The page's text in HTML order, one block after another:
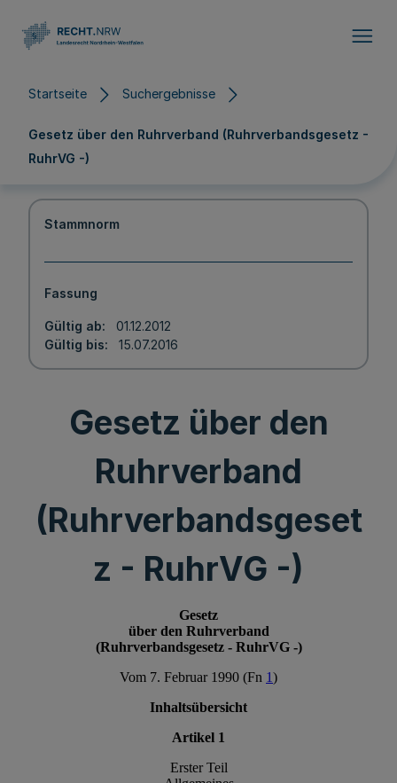
Startseite Suchergebnisse
Gesetz über den Ruhrverband (Ruhrverbandsgesetz -
RuhrVG -)
Stammnorm
Fassung
Gültig ab
01.12.2012
Gültig bis
15.07.2016
Gesetz über den
Ruhrverband
(Ruhrverbandsgeset
z - RuhrVG -)